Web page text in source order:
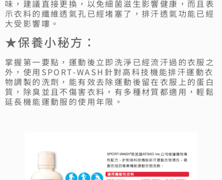
味，建議直接更換，以免細菌滋生影響健康，而且表
示衣料的纖維透氣孔已經堵塞了，排汗透氣功能已經
大受影響嘍。
★保養小秘方：
掌握第一要點，運動後立即洗淨已經流汗過的衣服之
外，使用SPORT-WASH針對高科技機能排汗運動衣
物調製的洗劑，能有效去除運動後留在衣服上的蛋白
質，除臭並且不傷害衣料，有多種材質都適用，輕鬆
延長機能運動服的使用年限。